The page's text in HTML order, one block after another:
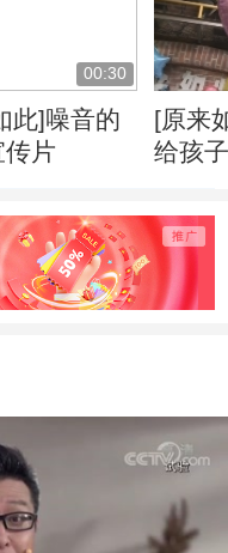
00:30
此]噪音的
片
[原来
给孩